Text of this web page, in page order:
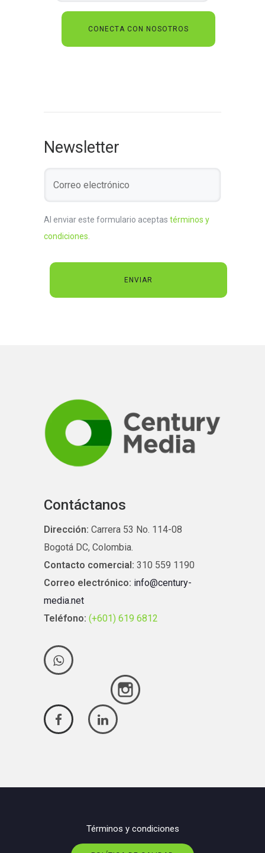
Newsletter
Al enviar este formulario aceptas términos y
condiciones
Contáctanos
Dirección: Carrera 53 No. 114-08
Bogotá DC, Colombia.
Contacto comercial: 310 559 1190
Correo electrónico: info@century-
media.net
Teléfono: (+601) 619 6812
Términos y condiciones